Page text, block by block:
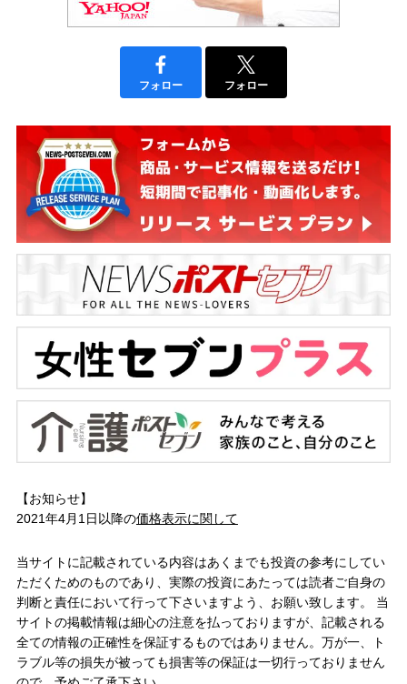
フォロー フォロー
【お知らせ】
2021年4月1日以降の価格表示に関して
当サイトに記載されている内容はあくまでも投資の参考にしてい
ただくためのものであり、実際の投資にあたっては読者ご自身の
判断と責任において行って下さいますよう、お願い致します。 当
サイトの掲載情報は細心の注意を払っておりますが、記載される
全ての情報の正確性を保証するものではありません。万が一、ト
ラブル等の損失が被っても損害等の保証は一切行っておりません